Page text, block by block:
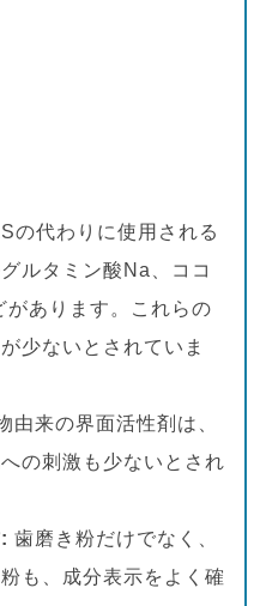
の代わりに使用される
ルタミン酸Na、ココ
あります。これらの
少ないとされていま
由来の界面活性剤は、
の刺激も少ないとされ
歯磨き粉だけでなく、
も、成分表示をよく確